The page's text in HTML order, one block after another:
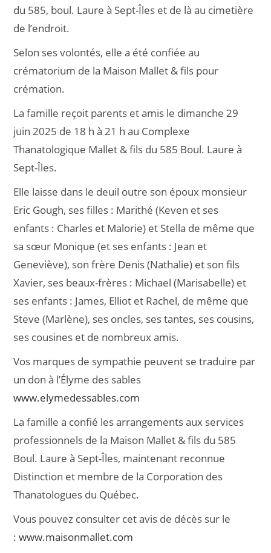
du 585, boul. Laure à Sept-Îles et de là au cimetière
de l’endroit.
Selon ses volontés, elle a été confiée au
crématorium de la Maison Mallet & fils pour
crémation.
La famille reçoit parents et amis le dimanche 29
juin 2025 de 18 h à 21 h au Complexe
Thanatologique Mallet & fils du 585 Boul. Laure à
Sept-Îles.
Elle laisse dans le deuil outre son époux monsieur
Eric Gough, ses filles : Marithé (Keven et ses
enfants : Charles et Malorie) et Stella de même que
sa sœur Monique (et ses enfants : Jean et
Geneviève), son frère Denis (Nathalie) et son fils
Xavier, ses beaux-frères : Michael (Marisabelle) et
ses enfants : James, Elliot et Rachel, de même que
Steve (Marlène), ses oncles, ses tantes, ses cousins,
ses cousines et de nombreux amis.
Vos marques de sympathie peuvent se traduire par
un don à l’Élyme des sables
www.elymedessables.com
La famille a confié les arrangements aux services
professionnels de la Maison Mallet & fils du 585
Boul. Laure à Sept-Îles, maintenant reconnue
Distinction et membre de la Corporation des
Thanatologues du Québec.
Vous pouvez consulter cet avis de décès sur le
:www.maisonmallet.com